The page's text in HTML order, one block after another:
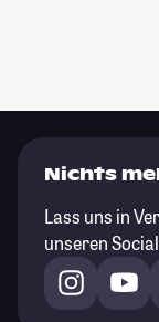
Nichts
Lass uns in
unseren